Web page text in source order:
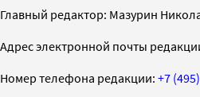
Главный редактор: Мазурин
Адрес электронной почты
Номер телефона редакции: +7